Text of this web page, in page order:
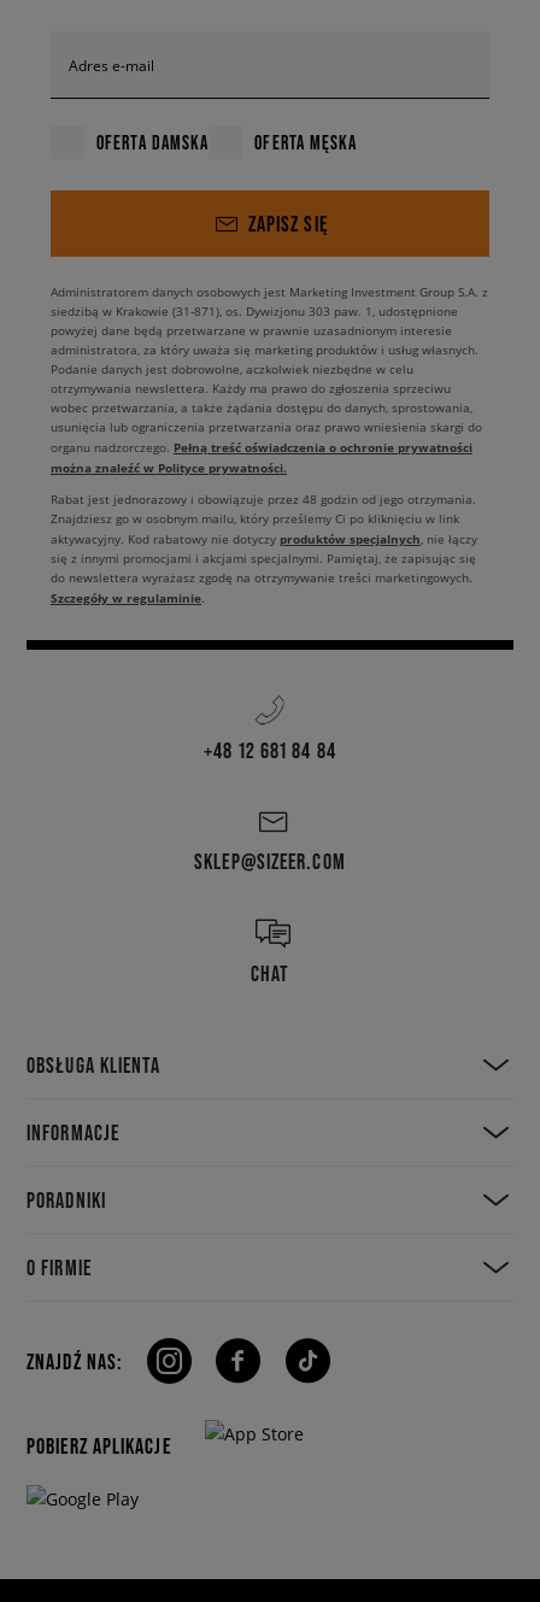
Adres e-mail
OFERTA DAMSKA OFERTA MĘSKA
ZAPISZ SIĘ
Administratorem danych osobowych jest Marketing Investment Group S.A. z
siedzibą w Krakowie (31-871), os. Dywizjonu 303 paw. 1, udostępnione
powyżej dane będą przetwarzane w prawnie uzasadnionym interesie
administratora, za który uważa się marketing produktów i usług własnych.
Podanie danych jest dobrowolne, aczkolwiek niezbędne w celu
otrzymywania newslettera. Każdy ma prawo do zgłoszenia sprzeciwu
wobec przetwarzania, a także żądania dostępu do danych, sprostowania,
usunięcia lub ograniczenia przetwarzania oraz prawo wniesienia skargi do
organu nadzorczego. Pełną treść oświadczenia o ochronie prywatności
można znaleźć w Polityce prywatności.
Rabat jest jednorazowy i obowiązuje przez 48 godzin od jego otrzymania.
Znajdziesz go w osobnym mailu, który prześlemy Ci po kliknięciu w link
aktywacyjny. Kod rabatowy nie dotyczy produktów specjalnych, nie łączy
się z innymi promocjami i akcjami specjalnymi. Pamiętaj, że zapisując się
do newslettera wyrażasz zgodę na otrzymywanie treści marketingowych.
Szczegóły w regulaminie.
+48 12 681 84 84
SKLEP@SIZEER.COM
CHAT
OBSŁUGA KLIENTA
INFORMACJE
PORADNIKI
O FIRMIE
ZNAJDŹ NAS:
POBIERZ APLIKACJE